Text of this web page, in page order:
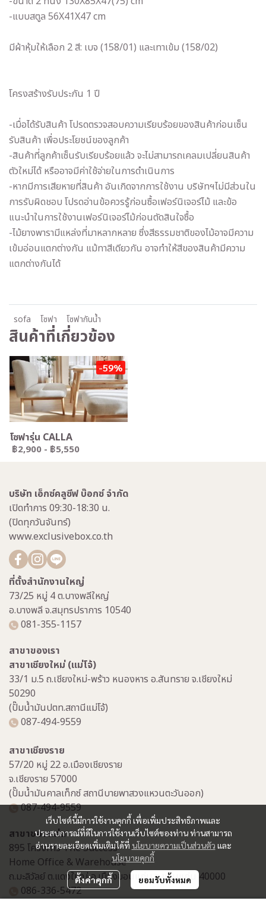
-แบบสตูล 56X41X47 cm
มีผ้าหุ้มให้เลือก 2 สี: เบจ (158/01) และเทาเข้ม (158/02)
โครงสร้างรับประกัน 1 ปี
-เมื่อได้รับสินค้า โปรดตรวจสอบความเรียบร้อยของสินค้าก่อนเซ็น
รับสินค้า เพื่อประโยชน์ของลูกค้า
-สินค้าที่ลูกค้าเซ็นรับเรียบร้อยแล้ว จะไม่สามารถเคลมเปลี่ยนสินค้า
ตัวใหม่ได้ หรืออาจมีค่าใช้จ่ายในการดำเนินการ
-หากมีการเสียหายที่สินค้า อันเกิดจากการใช้งาน บริษัทฯไม่มีส่วนใน
การรับผิดชอบ โปรดอ่านข้อควรรู้ก่อนซื้อเฟอร์นิเจอร์ไม้ และข้อ
แนะนำในการใช้งานเฟอร์นิเจอร์ไม้ก่อนตัดสินใจซื้อ
-ไม้ยางพารามีแหล่งที่มาหลากหลาย ซึ่งสีธรรมชาติของไม้อาจมีความ
เข้มอ่อนแตกต่างกัน แม้ทาสีเดียวกัน อาจทำให้สีของสินค้ามีความ
แตกต่างกันได้
sofa โซฟา โซฟากันน้ำ
สินค้าที่เกี่ยวข้อง
-59%
โซฟารุ่น CALLA
฿2,900 - ฿5,550
เว็บไซต์นี้มีการใช้งานคุกกี้ เพื่อเพิ่มประสิทธิภาพและ
ประสบการณ์ที่ดีในการใช้งานเว็บไซต์ของท่าน ท่านสามารถ
อ่านรายละเอียดเพิ่มเติมได้ที่ นโยบายความเป็นส่วนตัว และ
นโยบายคุกกี้
ตั้งค่าคุกกี้ ยอมรับทั้งหมด
บริษัท เอ็กซ์คลูซีฟ บ๊อกซ์ จำกัด
เปิดทำการ 09:30-18:30 น.
(ปิดทุกวันจันทร์)
www.exclusivebox.co.th
ที่ตั้งสำนักงานใหญ่
73/25 หมู่ 4 ต.บางพลีใหญ่
อ.บางพลี จ.สมุทรปราการ 10540
081-355-1157
สาขาของเรา
สาขาเชียงใหม่ (แม่โจ้)
33/1 ม.5 ถ.เชียงใหม่-พร้าว หนองหาร อ.สันทราย จ.เชียงใหม่
50290
(ปั๊มน้ำมันปตท.สถานีแม่โจ้)
087-494-9559
สาขาเชียงราย
57/20 หมู่ 22 อ.เมืองเชียงราย
จ.เชียงราย 57000
(ปั๊มน้ำมันคาลเท็กซ์ สถานีบายพาสวงแหวนตะวันออก)
087-494-9559
สาขาขอนแก่น
895 โครงการ The Success
Home Office & Warehouse
ถ.มะลิวัลย์ ต.แดงใหญ่ อ.เมืองขอนแก่น จ.ขอนแก่น 40000
086-336-5472